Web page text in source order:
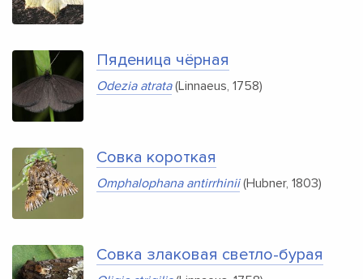
Пяденица чёрная
Odezia atrata(Linnaeus, 1758)
Совка короткая
Omphalophana antirrhinii(Hubner, 1803)
Совка злаковая светло-бурая